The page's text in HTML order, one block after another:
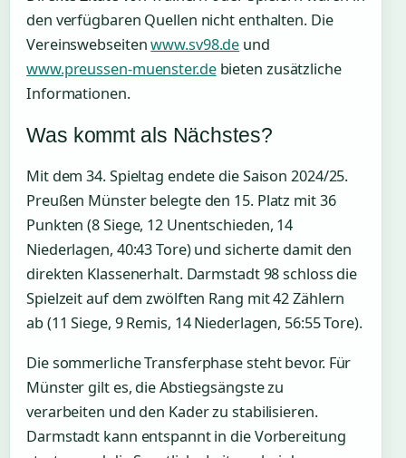
den verfügbaren Quellen nicht enthalten. Die
Vereinswebseitenwww.sv98.de und
www.preussen-muenster.debieten zusätzliche
Informationen.
Was kommt als Nächstes?
Mit dem 34. Spieltag endete die Saison 2024/25.
Preußen Münster belegte den 15. Platz mit 36
Punkten (8 Siege, 12 Unentschieden, 14
Niederlagen, 40:43 Tore) und sicherte damit den
direkten Klassenerhalt. Darmstadt 98 schloss die
Spielzeit auf dem zwölften Rang mit 42 Zählern
ab (11 Siege, 9 Remis, 14 Niederlagen, 56:55 Tore).
Die sommerliche Transferphase steht bevor. Für
Münster gilt es, die Abstiegsängste zu
verarbeiten und den Kader zu stabilisieren.
Darmstadt kann entspannt in die Vorbereitung